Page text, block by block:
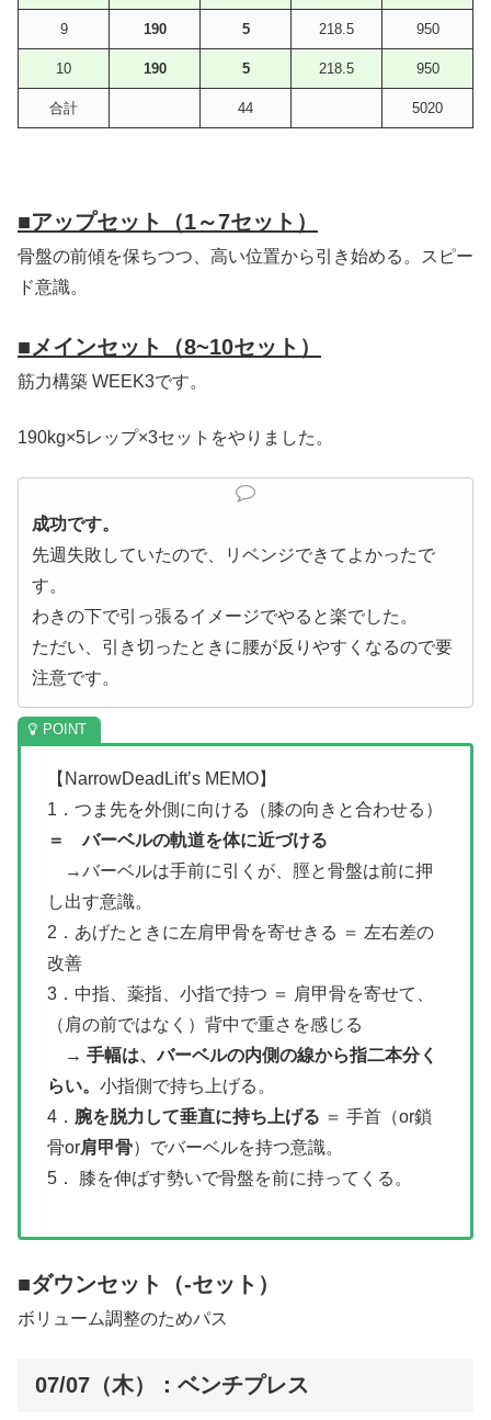
9 190 5 218.5 950
10 190 5 218.5 950
合計 44 5020
■アップセット（1～7セット）
骨盤の前傾を保ちつつ、高い位置から引き始める。スピー
ド意識。
■メインセット（8~10セット）
筋力構築 WEEK3です。
190kg×5レップ×3セットをやりました。
成功です。
先週失敗していたので、リベンジできてよかったで
す。
わきの下で引っ張るイメージでやると楽でした。
ただい、引き切ったときに腰が反りやすくなるので要
注意です。
【NarrowDeadLift’s MEMO】
1．つま先を外側に向ける（膝の向きと合わせる）
＝ バーベルの軌道を体に近づける
→バーベルは手前に引くが、脛と骨盤は前に押
し出す意識。
2．あげたときに左肩甲骨を寄せきる ＝ 左右差の
改善
3．中指、薬指、小指で持つ ＝ 肩甲骨を寄せて、
（肩の前ではなく）背中で重さを感じる
→ 手幅は、バーベルの内側の線から指二本分く
らい。 小指側で持ち上げる。
4． 腕を脱力して垂直に持ち上げる ＝ 手首（or鎖
骨or肩甲骨）でバーベルを持つ意識。
5． 膝を伸ばす勢いで骨盤を前に持ってくる。
■ダウンセット（-セット）
ボリューム調整のためパス
07/07（木）：ベンチプレス